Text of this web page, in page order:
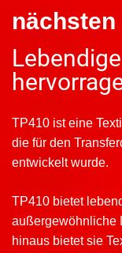
nächsten
TP410 ist eine
die für den
entwickelt wurde.
TP410 bietet
außergewöhnliche
hinaus bietet sie